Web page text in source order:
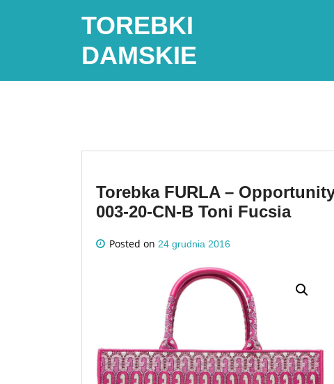
TOREBKI
DAMSKIE
Torebka FURLA –
003-20-CN-B Toni Fucsia
Posted on 24 grudnia 2016